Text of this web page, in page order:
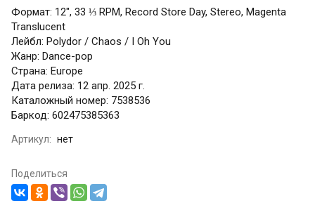
Формат: 12", 33 ⅓ RPM, Record Store Day, Stereo, Magenta
Translucent
Лейбл: Polydor / Chaos / I Oh You
Жанр: Dance-pop
Страна: Europe
Дата релиза: 12 апр. 2025 г.
Каталожный номер: 7538536
Баркод: 602475385363
Артикул: нет
Поделиться